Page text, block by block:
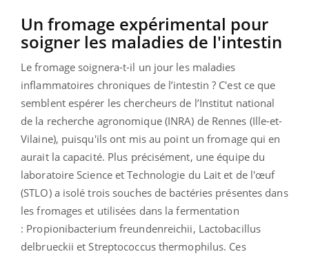
Un fromage expérimental pour
soigner les maladies de l'intestin
Le fromage soignera-t-il un jour les maladies
inflammatoires chroniques de l’intestin ? C'est ce que
semblent espérer les chercheurs de l’Institut national
de la recherche agronomique (INRA) de Rennes (Ille-et-
Vilaine), puisqu'ils ont mis au point un fromage qui en
aurait la capacité. Plus précisément, une équipe du
laboratoire Science et Technologie du Lait et de l'œuf
(STLO) a isolé trois souches de bactéries présentes dans
les fromages et utilisées dans la fermentation
: Propionibacterium freundenreichii, Lactobacillus
delbrueckii et Streptococcus thermophilus. Ces